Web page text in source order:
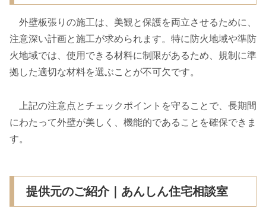
外壁板張りの施工は、美観と保護を両立させるために、
注意深い計画と施工が求められます。特に防火地域や準防
火地域では、使用できる材料に制限があるため、規制に準
拠した適切な材料を選ぶことが不可欠です。
上記の注意点とチェックポイントを守ることで、長期間
にわたって外壁が美しく、機能的であることを確保できま
す。
提供元のご紹介｜あんしん住宅相談室